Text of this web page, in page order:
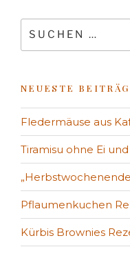
NEUESTE
Fledermäuse aus
Tiramisu ohne Ei
Pflaumenkuchen
Kürbis Brownies